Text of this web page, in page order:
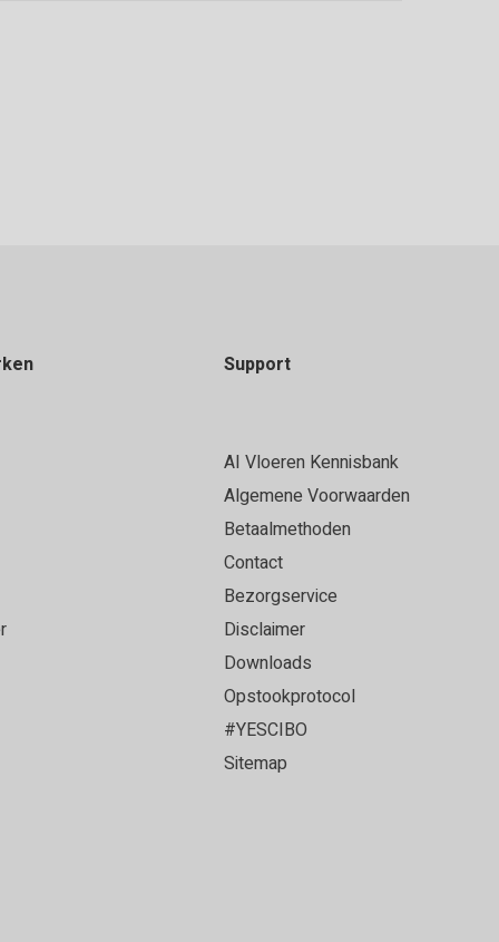
een ervaren vloerenlegger die onze PVC vloer
heeft gelegd. Alles strak afgewerkt en het
geworden!
en top vloer!
Support
AI Vloeren Kennisbank
Algemene Voorwaarden
Betaalmethoden
Contact
Bezorgservice
Disclaimer
Downloads
Opstookprotocol
#YESCIBO
Sitemap